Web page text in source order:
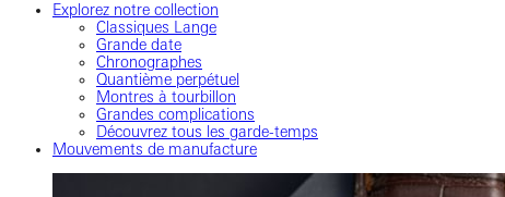
Explorez notre collection
Classiques Lange
Grande date
Chronographes
Quantième perpétuel
Montres à tourbillon
Grandes complications
Découvrez tous les garde-temps
Mouvements de manufacture